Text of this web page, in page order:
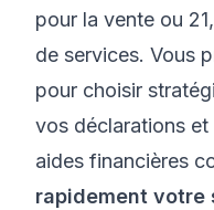
pour la vente ou
de services. Vous
pour choisir
vos déclarations
aides financières
rapidement votre